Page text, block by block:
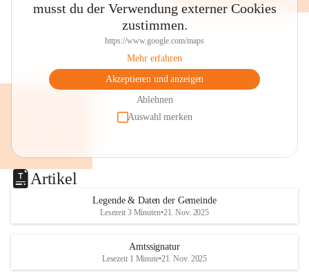
musst du der Verwendung externer Cookies
zustimmen.
https://www.google.com/maps
Mehr erfahren
Akzeptieren und anzeigen
Ablehnen
Auswahl merken
Artikel
Legende & Daten der Gemeinde
Lesezeit 3 Minuten•21. Nov. 2025
Amtssignatur
Lesezeit 1 Minute•21. Nov. 2025